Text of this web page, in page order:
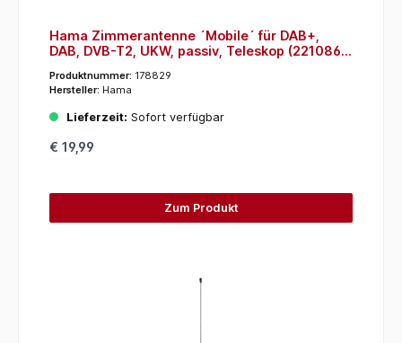
Hama Zimmerantenne ´Mobile´ für DAB+,
DAB, DVB-T2, UKW, passiv, Teleskop (221086)
Produktnummer: 178829
Hersteller: Hama
Lieferzeit: Sofort verfügbar
€ 19,99
Zum Produkt